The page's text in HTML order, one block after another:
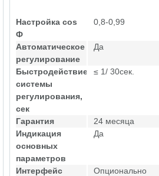
Настройка cos
Ф
0,8-0,99
Автоматическое
регулирование
Да
Быстродействие
системы
регулирования,
сек
≤ 1/ 30сек.
Гарантия
24 месяца
Индикация
основных
параметров
Да
Интерфейс
Опционально